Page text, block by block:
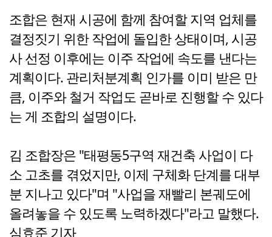
조합은 현재 시공에 함께 참여할 지역 업체를
결정짓기 위한 작업에 돌입한 상태이며, 시공
사 선정 이후에는 이주 작업에 속도를 낸다는
계획이다. 관리처분계획 인가를 이미 받은 만
큼, 이주와 철거 작업도 곧바로 진행할 수 있다
는 게 조합의 설명이다.
김 조합장은 "태평동5구역 재건축 사업이 다
소 고초를 겪었지만, 이제 구체화 단계를 대부
분 지나고 있다"며 "사업을 재빨리 본궤도에
올려놓을 수 있도록 노력하겠다"라고 말했다.
심효준 기자